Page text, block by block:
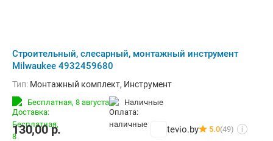
Строительный, слесарный, монтажный инструмент
Milwaukee 4932459680
Тип: Монтажный комплект, Инструмент
Бесплатная, 8 августа наличные
130,00р. tevio.by 5.0(49) i